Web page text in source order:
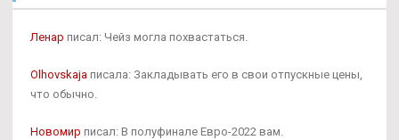
Ленар писал: Чейз могла похвастаться.
Olhovskaja писала: Закладывать его в свои отпускные цены,
что обычно.
Новомир писал: В полуфинале Евро-2022 вам.